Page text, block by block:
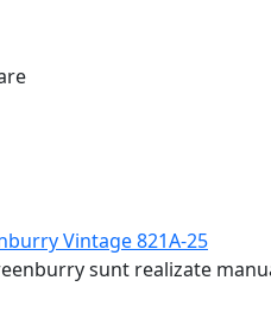
Vintage 821A-25
sunt realizate